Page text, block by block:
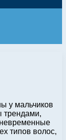
у мальчиков
трендами,
типов волос,